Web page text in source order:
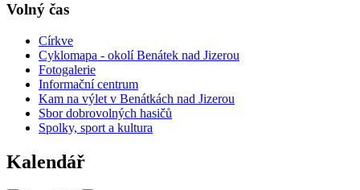
Volný čas
Církve
Cyklomapa - okolí Benátek nad Jizerou
Fotogalerie
Informační centrum
Kam na výlet v Benátkách nad Jizerou
Sbor dobrovolných hasičů
Spolky, sport a kultura
Kalendář